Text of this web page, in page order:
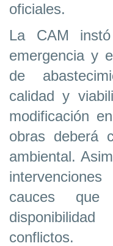
oficiales.
La CAM
emergencia y
de
calidad y
modificación
obras deberá
ambiental.
cauces
conflictos.